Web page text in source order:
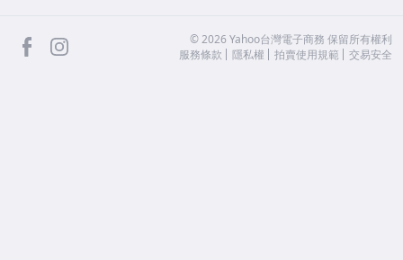
facebook ©2026 Yahoo台灣電子商務 保留所有權利
服務條款
隱私權 拍賣使用規範 交易安全